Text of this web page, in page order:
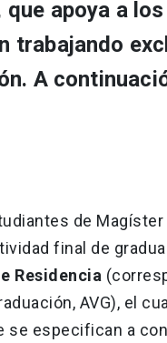
apoya a
trabajando
A
de
final de
Residencia
AVG), el
se especifican a